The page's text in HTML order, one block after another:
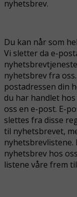
nyhetsbrev.
Du kan når som
Vi sletter da e-
nyhetsbrev fra
postadressen din
du har handlet
oss en e-post. E-
slettes fra disse
til nyhetsbrevet,
nyhetsbrevlistene.
nyhetsbrev hos
listene våre frem